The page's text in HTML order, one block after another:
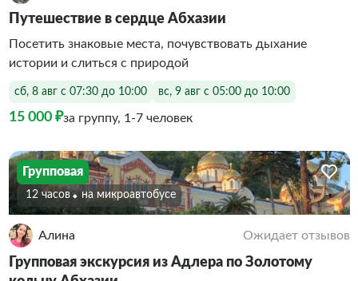
Путешествие в сердце Абхазии
Посетить знаковые места, почувствовать дыхание
истории и слиться с природой
сб, 8 авг с 07:30 до 10:00 вс, 9 авг с 05:00 до 10:00
15 000 ₽за группу, 1-7 человек
Групповая
12 часов На микроавтобусе
Алина Ожидает отзывов
Групповая экскурсия из Адлера по Золотому